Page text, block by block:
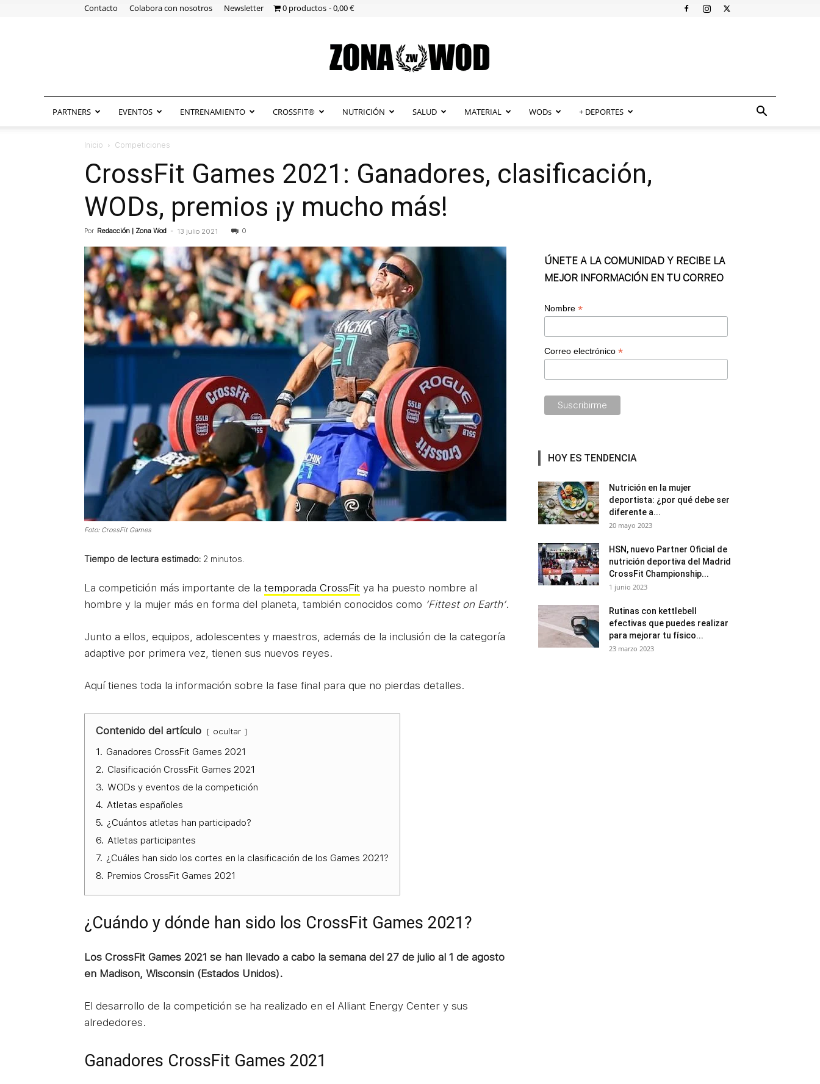
Contacto Colabora con nosotros Newsletter 0 productos 0,00 €
ZonaWOD
PARTNERS EVENTOS ENTRENAMIENTO CROSSFIT® NUTRICIÓN SALUD MATERIAL WODs + DEPORTES
Inicio Competiciones
CrossFit Games 2021: Ganadores, clasificación,
WODs, premios ¡y mucho más!
Por Redacción | Zona Wod - 13 julio 2021 0
Foto: CrossFit Games
Tiempo de lectura estimado: 2 minutos.
La competición más importante de la temporada CrossFit ya ha puesto nombre al
hombre y la mujer más en forma del planeta, también conocidos como ‘Fittest on Earth’.
Junto a ellos, equipos, adolescentes y maestros, además de la inclusión de la categoría
adaptive por primera vez, tienen sus nuevos reyes.
Aquí tienes toda la información sobre la fase final para que no pierdas detalles.
Contenido del artículo ocultar
1. Ganadores CrossFit Games 2021
2. Clasificación CrossFit Games 2021
3. WODs y eventos de la competición
4. Atletas españoles
5. ¿Cuántos atletas han participado?
6. Atletas participantes
7. ¿Cuáles han sido los cortes en la clasificación de los Games 2021?
8. Premios CrossFit Games 2021
¿Cuándo y dónde han sido los CrossFit Games 2021?
Los CrossFit Games 2021 se han llevado a cabo la semana del 27 de julio al 1 de agosto
en Madison, Wisconsin (Estados Unidos).
El desarrollo de la competición se ha realizado en el Alliant Energy Center y sus
alrededores.
Ganadores CrossFit Games 2021
ÚNETE A LA COMUNIDAD Y RECIBE LA
MEJOR INFORMACIÓN EN TU CORREO
Nombre *
Correo electrónico *
HOY ES TENDENCIA
Nutrición en la mujer
deportista: ¿por qué debe ser
diferente a...
20 mayo 2023
HSN, nuevo Partner Oficial de
nutrición deportiva del Madrid
CrossFit Championship...
1 junio 2023
Rutinas con kettlebell
efectivas que puedes realizar
para mejorar tu físico...
23 marzo 2023